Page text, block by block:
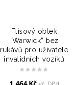
Flísový oblek
“Warwick” bez
rukávů pro uživatele
invalidních vozíků